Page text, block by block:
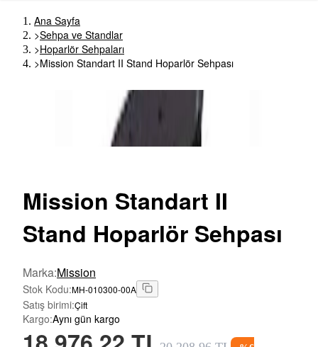
Ana Sayfa
>Sehpa ve Standlar
>Hoparlör Sehpaları
>Mission Standart II Stand Hoparlör Sehpası
Mission Standart II
Stand Hoparlör Sehpası
Marka:Mission
Stok Kodu:MH-010300-00A
Satış birimi:Çift
Kargo:Aynı gün kargo